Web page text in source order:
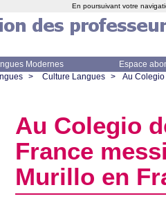
Modernes
Espace
> Culture Langues >
Au
Au Colegio
France
Murillo en
En poursuivant votre